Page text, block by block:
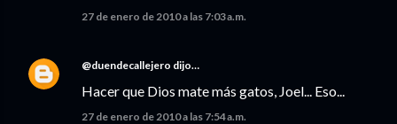
27 de enero de 2010 a las 7:03 a.m.
@duendecallejero dijo…
Hacer que Dios mate más gatos, Joel... Eso...
27 de enero de 2010 a las 7:54 a.m.